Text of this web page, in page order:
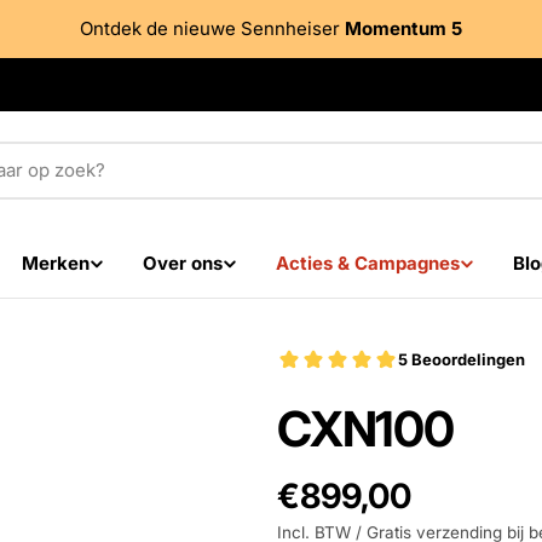
Ontdek de nieuwe Sennheiser Momentum 5
Merken Over ons Acties & Campagnes
CXN100
Adviesprijs
€899,00
Incl. BTW / Gratis verzending bij